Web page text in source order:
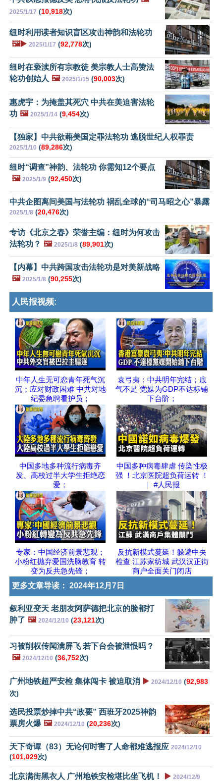
2025/1/17 (10,918次)
纽时利用读者知识盲区攻击神韵和法轮功
🖼️▶️ 2025/1/17 (92,778次)
纽时在亵渎所有宗教徒 美宗教人士高赞法
轮功创始人 🖼️ 2025/1/15 (90,003次)
惠虎宇：为掩盖其死穴 中共在美迫害法轮
功 🖼️ 2025/1/14 (9,454次)
【独家】中共欲藉美国定罪法轮功 逃脱世纪人权罪责
2025/1/10 (89,286次)
纽时“调查”神韵、法轮功 你需知12个要点
🖼️ 2025/1/9 (92,450次)
中共企图离间美国与法轮功 祸乱全球的“司马昭之心”暴露
2025/1/8 (20,476次)
专访《北京之春》荣誉主编：纽时为何攻击
法轮功？ 🖼️ 2025/1/8 (89,901次)
【内幕】中共跨国攻击法轮功是对美新战略
🖼️ 2025/1/8 (90,255次)
人民报视频:
中年人生无可恋青年死气沉
沉；应对财政困难 中共对地
纪委急聘看护员；
袁弓夷：中共明年完结；底
气不足 党媒为GDP不达标铺
下台阶；
中国多地多种流行病毒齐
发、高校过半大学生拒绝恋
爱；
中国多种病毒肆虐 传染性极
强 ！北京医院超负荷运转 ！
｜ #人民报
专家：中国经济前景悲观；
小粉红抛弃爱国洗脑教育 转
变为反共急先锋；
反抗新模式蔓延！躲避中央
检查 江苏家纺城 武汉汉正街
商户全面关门闭店
更多文章导读： 2024年12月7日
叙利亚变天 老朋友阿萨德把北京的脸都打
肿了 🖼️ 2024/12/10 (23,121次)
习被削权传闻满屏飞 若下台会被泄恨吗？
🖼️ 2024/12/10 (36,752次)
广州地铁超严安检 集体闯卡 被迫取消 ▶️ 2024/12/10 (92,983
次)
选民投票炒掉中共“政要” 西班牙2025神韵
票房火爆 🖼️ 2024/12/10 (20,236次)
天下奇谭（83）无论何时害了人命都难逃报应 2024/12/10
(101,029次)
北京满街黑衣人 广州地铁安检堪比坐飞机！ ▶️ 2024/12/9